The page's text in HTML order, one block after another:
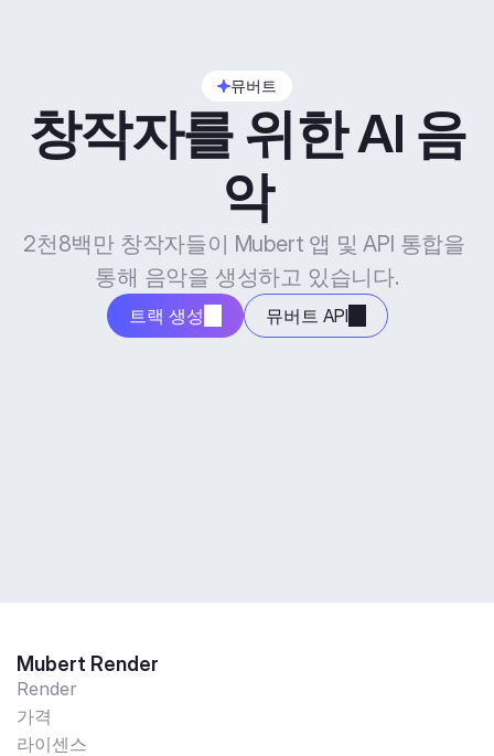
뮤버트
창작자를 위한 AI 음
악
2천8백만 창작자들이 Mubert 앱 및 API 통합을
통해 음악을 생성하고 있습니다.
트랙 생성 뮤버트 API
Mubert Render
Render
가격
라이센스